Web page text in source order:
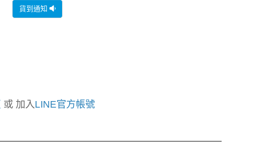
貨到通知
或 加入LINE官方帳號